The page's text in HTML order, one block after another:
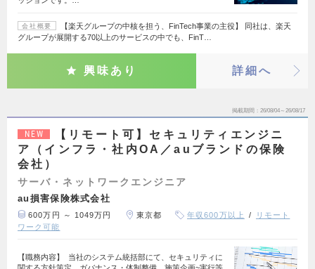
会社概要
【楽天グループの中核を担う、FinTech事業の主役】 同社は、楽天
グループが展開する70以上のサービスの中でも、FinT…
興味あり 詳細へ
掲載期間 26/08/04～26/08/17
NEW
【リモート可】セキュリティエンジニ
ア（インフラ・社内OA／auブランドの保険
会社）
サーバ・ネットワークエンジニア
au損害保険株式会社
600万円 ～ 1049万円 東京都 年収600万以上
リモート
ワーク可能
【職務内容】 当社のシステム統括部にて、セキュリティに